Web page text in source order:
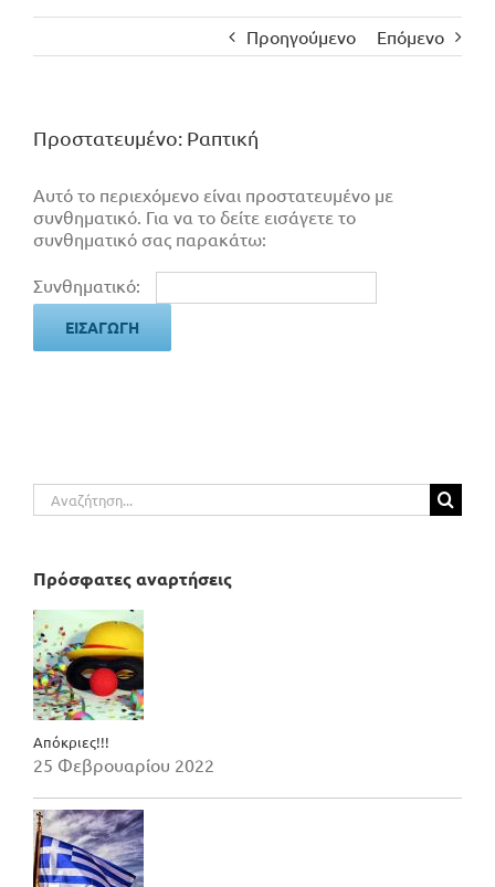
Προηγούμενο Επόμενο
Πρoστατευμένο: Ραπτική
Αυτό το περιεχόμενο είναι προστατευμένο με
συνθηματικό. Για να το δείτε εισάγετε το
συνθηματικό σας παρακάτω:
Συνθηματικό:
Αναζήτηση
για:
Πρόσφατες αναρτήσεις
Απόκριες!!!
25 Φεβρουαρίου 2022